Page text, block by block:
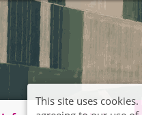
This site uses